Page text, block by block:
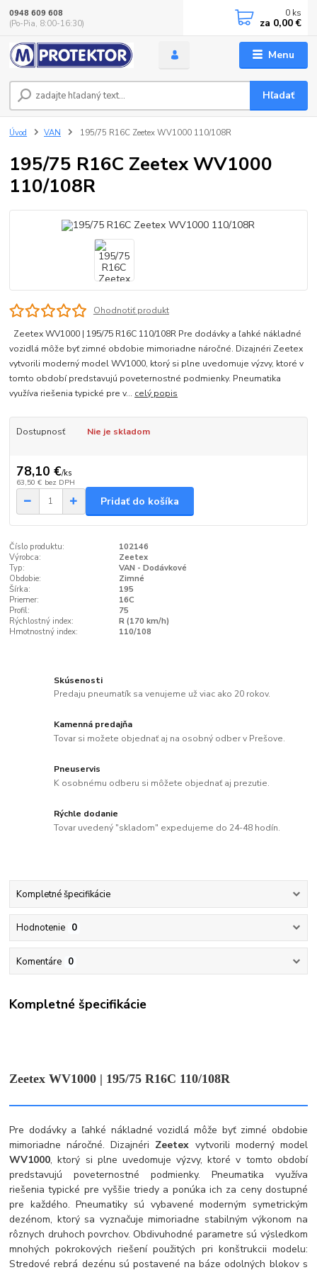
Menu
Hľadať
0948 609 608
(Po-Pia, 8:00-16:30)
0 ks
za 0,00 €
Úvod VAN 195/75 R16C Zeetex WV1000 110/108R
195/75 R16C Zeetex WV1000
110/108R
Ohodnotiť produkt
Zeetex WV1000 | 195/75 R16C 110/108R Pre dodávky a ľahké nákladné
vozidlá môže byť zimné obdobie mimoriadne náročné. Dizajnéri Zeetex
vytvorili moderný model WV1000, ktorý si plne uvedomuje výzvy, ktoré v
tomto období predstavujú poveternostné podmienky. Pneumatika
využíva riešenia typické pre v... celý popis
Dostupnosť Nie je skladom
78,10 €/ks
63,50 € bez DPH
Pridať do košíka
Číslo produktu:
102146
Výrobca:
Zeetex
Typ:
VAN - Dodávkové
Obdobie:
Zimné
Šírka:
195
Priemer:
16C
Profil:
75
Rýchlostný index:
R (170 km/h)
Hmotnostný index:
110/108
Skúsenosti
Predaju pneumatík sa venujeme už viac ako 20 rokov.
Kamenná predajňa
Tovar si možete objednať aj na osobný odber v Prešove.
Pneuservis
K osobnému odberu si môžete objednať aj prezutie.
Rýchle dodanie
Tovar uvedený "skladom" expedujeme do 24-48 hodín.
Kompletné špecifikácie
Hodnotenie 0
Komentáre 0
Kompletné špecifikácie
Zeetex WV1000 | 195/75 R16C 110/108R
Pre dodávky a ľahké nákladné vozidlá môže byť zimné obdobie
mimoriadne náročné. Dizajnéri Zeetex vytvorili moderný model
WV1000, ktorý si plne uvedomuje výzvy, ktoré v tomto období
predstavujú poveternostné podmienky. Pneumatika využíva
riešenia typické pre vyššie triedy a ponúka ich za ceny dostupné
pre každého. Pneumatiky sú vybavené moderným symetrickým
dezénom, ktorý sa vyznačuje mimoriadne stabilným výkonom na
rôznych druhoch povrchov. Obdivuhodné parametre sú výsledkom
mnohých pokrokových riešení použitých pri konštrukcii modelu:
Stredové rebrá dezénu sú postavené na báze odolných blokov s